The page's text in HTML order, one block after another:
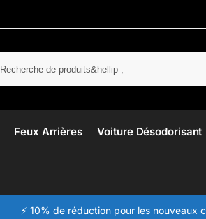
Feux Arrières Voiture Désodorisant
⚡ 10% de réduction pour les nouveaux